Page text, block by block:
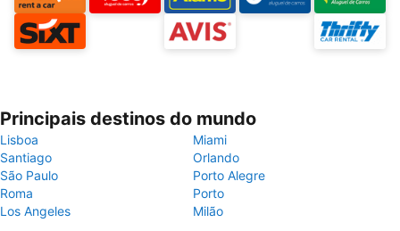
Principais destinos do mundo
Lisboa
Miami
Santiago
Orlando
São Paulo
Porto Alegre
Roma
Porto
Los Angeles
Milão